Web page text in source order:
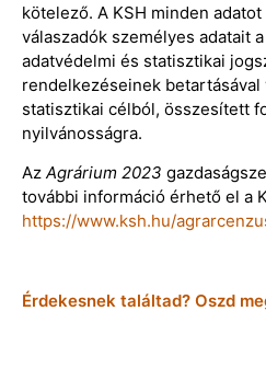
kötelező. A KSH minden
válaszadók személyes adatait
adatvédelmi és statisztikai
rendelkezéseinek betartásával
statisztikai célból, összesített
nyilvánosságra.
Az Agrárium 2023
további információ érhető el a
https://www.ksh.hu/
Érdekesnek találtad? Oszd